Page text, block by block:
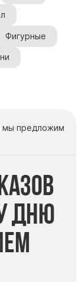
Фигурные
мы предложим
дню